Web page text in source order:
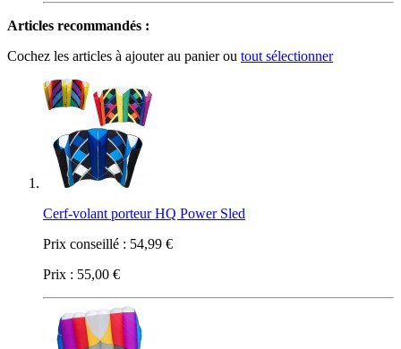
Articles recommandés :
Cochez les articles à ajouter au panier ou tout sélectionner
Cerf-volant porteur HQ Power Sled
Prix conseillé : 54,99 €
Prix : 55,00 €